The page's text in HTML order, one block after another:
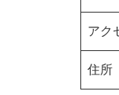
アク
住所